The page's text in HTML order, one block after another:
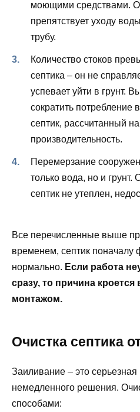
моющими средствами.
препятствует уходу
трубу.
Количество стоков
септика – он не
успевает уйти в грунт.
сократить потребление
септик, рассчитанный
производительность.
Перемерзание
только вода, но и грунт.
септик не утеплен,
Все перечисленные выше
временем, септик поначалу
нормально. Если работа
сразу, то причина
монтажом.
Очистка септика
Заиливание – это
немедленного решения.
способами: